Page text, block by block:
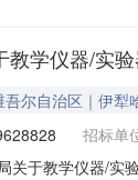
教学仪器/实
吾尔自治区｜伊犁
招标单
关于教学仪器/实